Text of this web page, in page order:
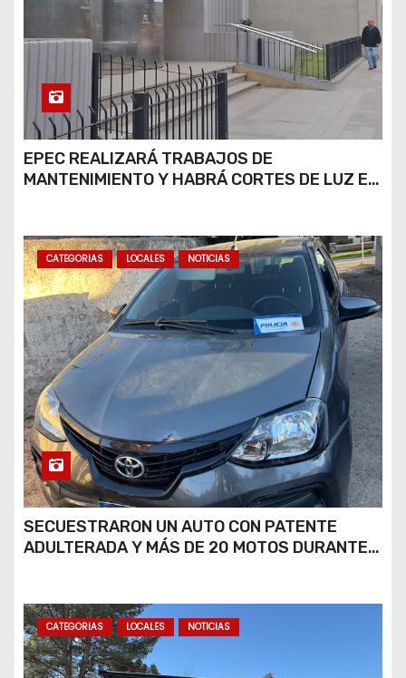
EPEC REALIZARÁ TRABAJOS DE
MANTENIMIENTO Y HABRÁ CORTES DE LUZ EN
CATEGORIAS LOCALES NOTICIAS
SECUESTRARON UN AUTO CON PATENTE
ADULTERADA Y MÁS DE 20 MOTOS DURANTE
CATEGORIAS LOCALES NOTICIAS